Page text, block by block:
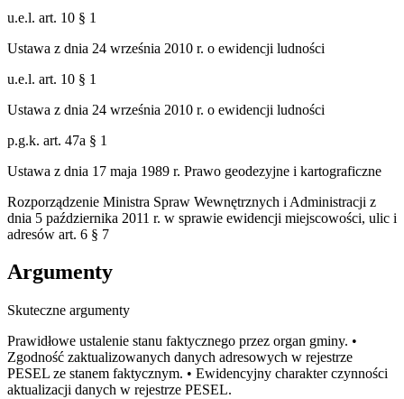
u.e.l. art. 10 § 1
Ustawa z dnia 24 września 2010 r. o ewidencji ludności
u.e.l. art. 10 § 1
Ustawa z dnia 24 września 2010 r. o ewidencji ludności
p.g.k. art. 47a § 1
Ustawa z dnia 17 maja 1989 r. Prawo geodezyjne i kartograficzne
Rozporządzenie Ministra Spraw Wewnętrznych i Administracji z
dnia 5 października 2011 r. w sprawie ewidencji miejscowości, ulic i
adresów art. 6 § 7
Argumenty
Skuteczne argumenty
Prawidłowe ustalenie stanu faktycznego przez organ gminy. •
Zgodność zaktualizowanych danych adresowych w rejestrze
PESEL ze stanem faktycznym. • Ewidencyjny charakter czynności
aktualizacji danych w rejestrze PESEL.